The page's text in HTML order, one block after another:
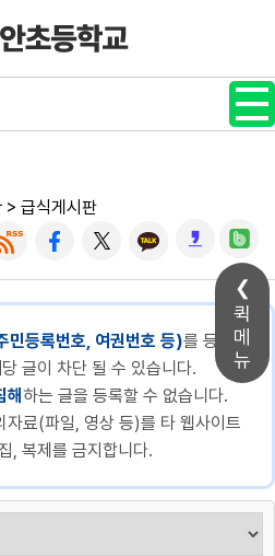
퀵
메
뉴
> 급식게시판
민등록번호, 여권번호 등)를 등록할
글이 차단 될 수 있습니다.
해하는 글을 등록할 수 없습니다.
자료(파일, 영상 등)를 타 웹사이트
, 복제를 금지합니다.